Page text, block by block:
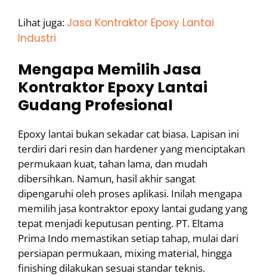
Lihat juga: Jasa Kontraktor Epoxy Lantai
Industri
Mengapa Memilih Jasa
Kontraktor Epoxy Lantai
Gudang Profesional
Epoxy lantai bukan sekadar cat biasa. Lapisan ini
terdiri dari resin dan hardener yang menciptakan
permukaan kuat, tahan lama, dan mudah
dibersihkan. Namun, hasil akhir sangat
dipengaruhi oleh proses aplikasi. Inilah mengapa
memilih jasa kontraktor epoxy lantai gudang yang
tepat menjadi keputusan penting. PT. Eltama
Prima Indo memastikan setiap tahap, mulai dari
persiapan permukaan, mixing material, hingga
finishing dilakukan sesuai standar teknis.